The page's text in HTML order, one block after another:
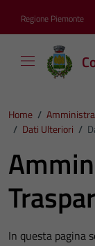
Regione Piemonte
Home /
/ Dati Ulteriori /
In questa pagina